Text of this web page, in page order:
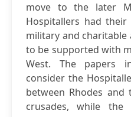
move to the later
Hospitallers had
military and charitable
to be supported with
West. The papers
consider the
between Rhodes
crusades, while the